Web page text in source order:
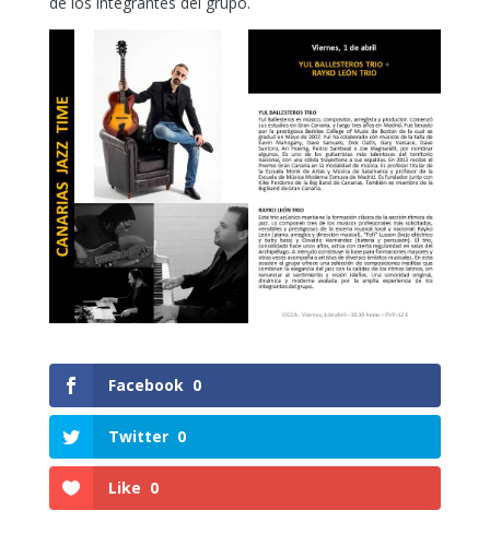
Facebook 0
Twitter 0
Like 0